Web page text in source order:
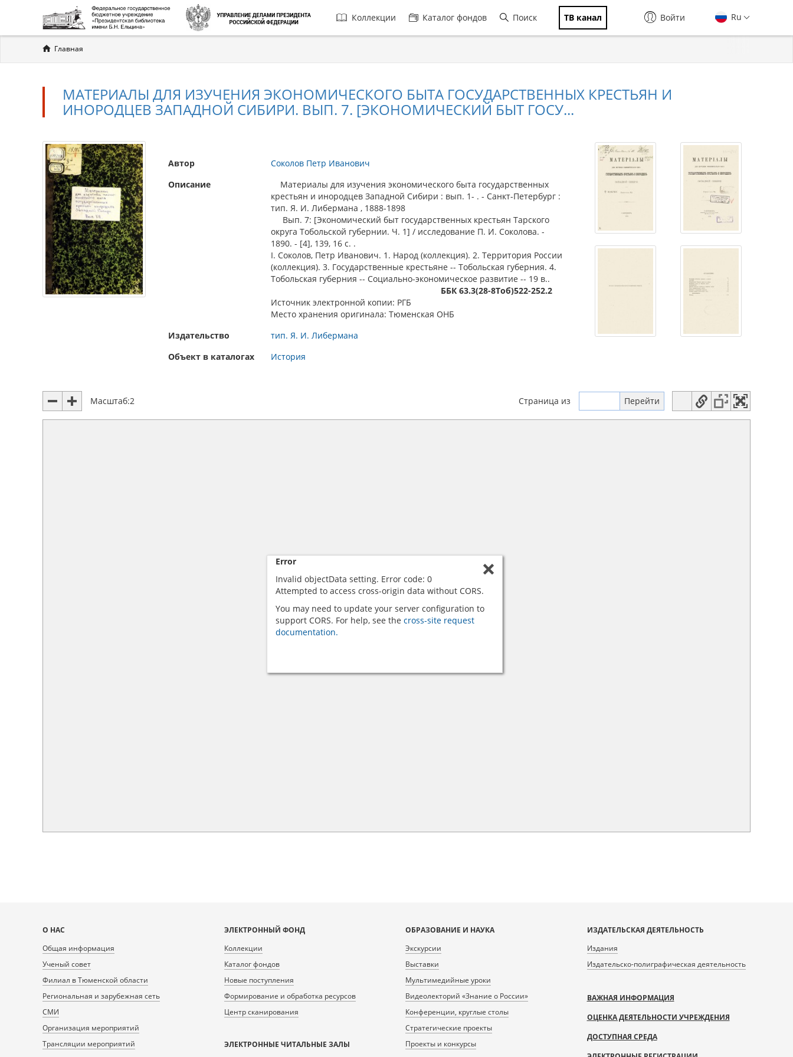
Главная
навигация
Коллекции Каталог фондов Поиск ТВ канал Ru
Войти
Вы
здесь
Главная
МАТЕРИАЛЫ ДЛЯ ИЗУЧЕНИЯ ЭКОНОМИЧЕСКОГО БЫТА ГОСУДАРСТВЕННЫХ КРЕСТЬЯН И
ИНОРОДЦЕВ ЗАПАДНОЙ СИБИРИ. ВЫП. 7. [ЭКОНОМИЧЕСКИЙ БЫТ ГОСУ...
Автор
Соколов Петр Иванович
Описание
Материалы для изучения экономического быта государственных
крестьян и инородцев Западной Сибири : вып. 1- . - Санкт-Петербург :
тип. Я. И. Либермана , 1888-1898
Вып. 7: [Экономический быт государственных крестьян Тарского
округа Тобольской губернии. Ч. 1] / исследование П. И. Соколова. -
1890. - [4], 139, 16 с. .
I. Соколов, Петр Иванович. 1. Народ (коллекция). 2. Территория России
(коллекция). 3. Государственные крестьяне -- Тобольская губерния. 4.
Тобольская губерния -- Социально-экономическое развитие -- 19 в..
ББК 63.3(28-8Тоб)522-252.2
Источник электронной копии: РГБ
Место хранения оригинала: Тюменская ОНБ
Издательство
тип. Я. И. Либермана
Объект в каталогах
История
Масштаб:2 Страница из
Error
Invalid objectData setting. Error code: 0
Attempted to access cross-origin data without CORS.
You may need to update your server configuration to
support CORS. For help, see the cross-site request
documentation.
Карта
сайта
О НАС
Общая информация
Ученый совет
Филиал в Тюменской области
Региональная и зарубежная сеть
СМИ
Организация мероприятий
Трансляции мероприятий
ЭЛЕКТРОННЫЙ ФОНД
Коллекции
Каталог фондов
Новые поступления
Формирование и обработка ресурсов
Центр сканирования
ЭЛЕКТРОННЫЕ ЧИТАЛЬНЫЕ ЗАЛЫ
ОБРАЗОВАНИЕ И НАУКА
Экскурсии
Выставки
Мультимедийные уроки
Видеолекторий «Знание о России»
Конференции, круглые столы
Стратегические проекты
Проекты и конкурсы
ИЗДАТЕЛЬСКАЯ ДЕЯТЕЛЬНОСТЬ
Издания
Издательско-полиграфическая деятельность
ВАЖНАЯ ИНФОРМАЦИЯ
ОЦЕНКА ДЕЯТЕЛЬНОСТИ УЧРЕЖДЕНИЯ
ДОСТУПНАЯ СРЕДА